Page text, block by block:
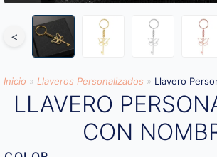
<
Inicio » Llaveros Personalizados » Llavero
LLAVERO
CON